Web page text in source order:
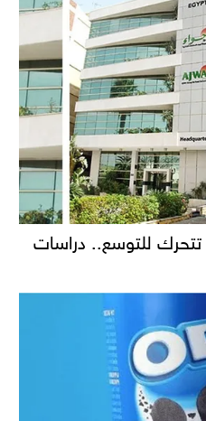
تتحرك للتوسع.. دراسات